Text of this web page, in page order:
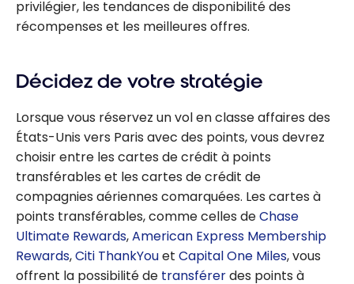
privilégier, les tendances de disponibilité des
récompenses et les meilleures offres.
Décidez de votre stratégie
Lorsque vous réservez un vol en classe affaires des
États-Unis vers Paris avec des points, vous devrez
choisir entre les cartes de crédit à points
transférables et les cartes de crédit de
compagnies aériennes comarquées. Les cartes à
points transférables, comme celles deChase
Ultimate Rewards,American Express Membership
Rewards,Citi ThankYouet Capital One Miles, vous
offrent la possibilité de transférerdes points à